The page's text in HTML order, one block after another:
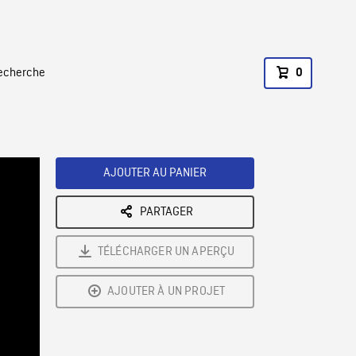
0
AJOUTER AU PANIER
PARTAGER
TÉLÉCHARGER UN APERÇU
AJOUTER À UN PROJET